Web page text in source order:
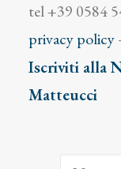
tel +39 0584
privacy policy
Iscriviti alla
Matteucci